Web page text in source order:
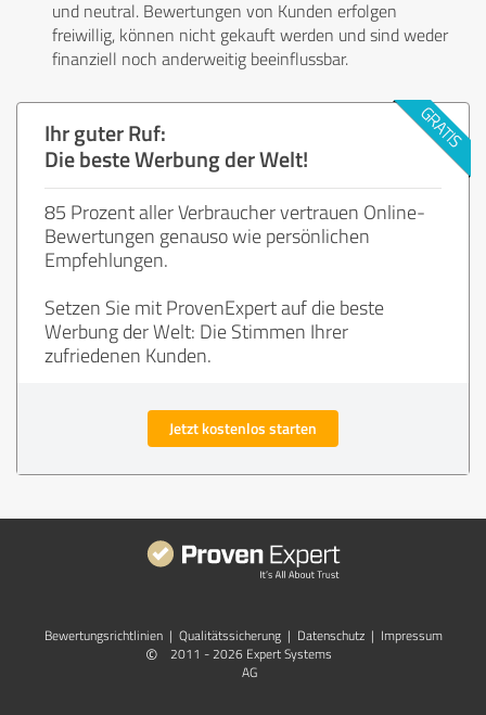
und neutral. Bewertungen von Kunden erfolgen
freiwillig, können nicht gekauft werden und sind weder
finanziell noch anderweitig beeinflussbar.
Ihr guter Ruf:
Die beste Werbung der Welt!
85 Prozent aller Verbraucher vertrauen Online-
Bewertungen genauso wie persönlichen
Empfehlungen.
Setzen Sie mit ProvenExpert auf die beste
Werbung der Welt: Die Stimmen Ihrer
zufriedenen Kunden.
Jetzt kostenlos starten
Bewertungs­richtlinien | Qualitätssicherung | Datenschutz | Impressum
©
2011 - 2026 Expert Systems
AG